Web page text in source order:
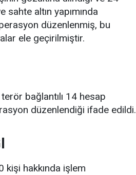
sahte altın yapımında
düzenlenmiş, bu
ele geçirilmiştir.
bağlantılı 14 hesap
düzenlendiği ifade edildi.
kişi hakkında işlem